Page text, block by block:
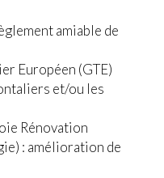
amiable de
Européen (GTE)
et/ou les
Rénovation
: amélioration de